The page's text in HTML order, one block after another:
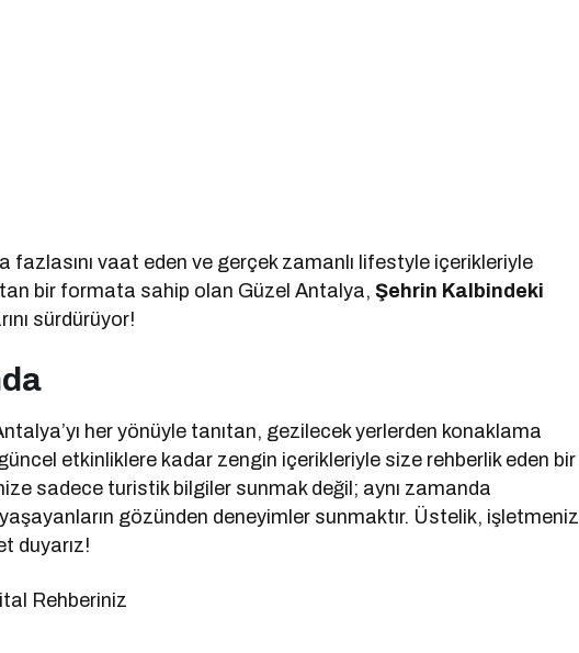
vaat eden ve gerçek zamanlı lifestyle içerikleriyle
bir formata sahip olan Güzel Antalya,Şehrin Kalbindeki
sürdürüyor!
her yönüyle tanıtan, gezilecek yerlerden konaklama
etkinliklere kadar zengin içerikleriyle size rehberlik eden bir
sadece turistik bilgiler sunmak değil; aynı zamanda
gözünden deneyimler sunmaktır. Üstelik, işletmeniz
duyarız!
Rehberiniz